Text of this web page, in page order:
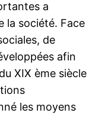
a
la société. Face
de
afin
XIX ème siècle
les moyens